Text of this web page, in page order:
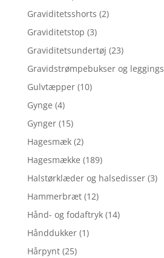
Graviditetsshorts (2)
Graviditetstop (3)
Graviditetsundertøj (23)
Gravidstrømpebukser og leggings
Gulvtæpper (10)
Gynge (4)
Gynger (15)
Hagesmæk (2)
Hagesmække (189)
Halstørklæder og halsedisser (3)
Hammerbræt (12)
Hånd- og fodaftryk (14)
Hånddukker (1)
Hårpynt (25)